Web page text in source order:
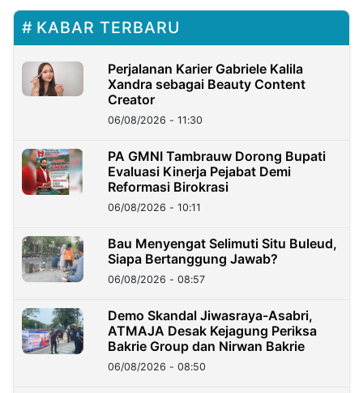
KABAR TERBARU
Perjalanan Karier Gabriele Kalila
Xandra sebagai Beauty Content
Creator
06/08/2026 - 11:30
PA GMNI Tambrauw Dorong Bupati
Evaluasi Kinerja Pejabat Demi
Reformasi Birokrasi
06/08/2026 - 10:11
Bau Menyengat Selimuti Situ Buleud,
Siapa Bertanggung Jawab?
06/08/2026 - 08:57
Demo Skandal Jiwasraya-Asabri,
ATMAJA Desak Kejagung Periksa
Bakrie Group dan Nirwan Bakrie
06/08/2026 - 08:50